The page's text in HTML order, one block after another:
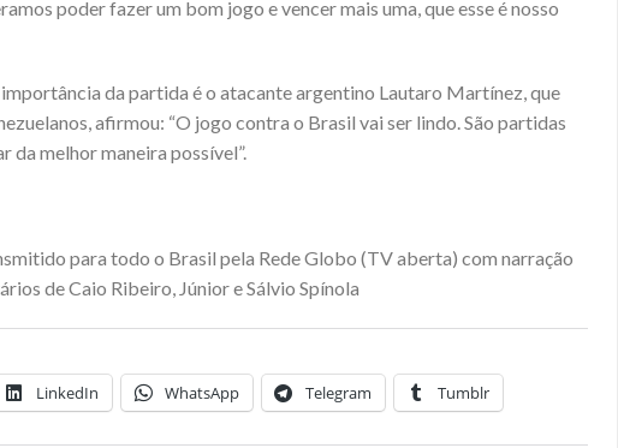
poder fazer um bom jogo e vencer mais uma, que esse é nosso
da partida é o atacante argentino Lautaro Martínez, que
afirmou: “O jogo contra o Brasil vai ser lindo. São partidas
da melhor maneira possível”.
para todo o Brasil pela Rede Globo (TV aberta) com narração
de Caio Ribeiro, Júnior e Sálvio Spínola
LinkedIn WhatsApp Telegram Tumblr